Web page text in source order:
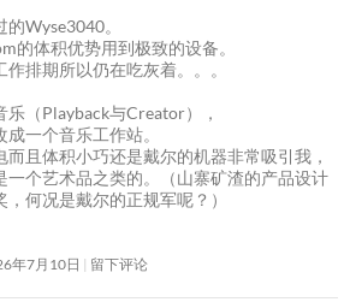
Wyse3040。
的体积优势用到极致的设备。
排期所以仍在吃灰着。。。
（Playback与Creator），
一个音乐工作站。
且体积小巧还是戴尔的机器非常吸引我，
一个艺术品之类的。（山寨矿渣的产品设计
何况是戴尔的正规军呢？）
年7月10日 留下评论